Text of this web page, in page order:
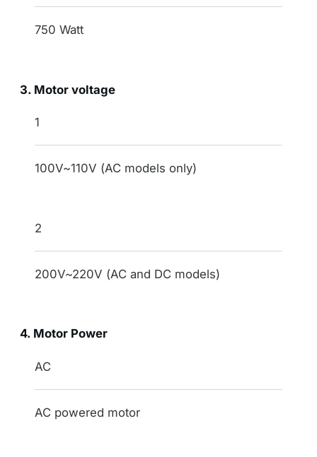
750 Watt
3. Motor voltage
indication
motor voltage
1
100V~110V (AC models only)
2
200V~220V (AC and DC models)
4. Motor Power
indication
power type
AC
AC powered motor